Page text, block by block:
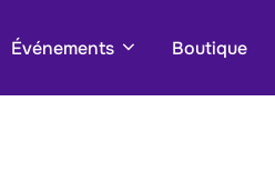
Événements Boutique